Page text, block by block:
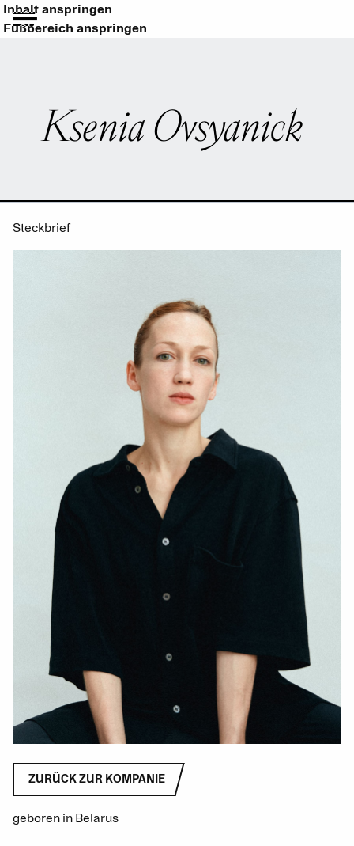
Inhalt anspringen
Fußbereich anspringen
Ksenia Ovsyanick
Steckbrief
ZURÜCK ZUR KOMPANIE
geboren in Belarus